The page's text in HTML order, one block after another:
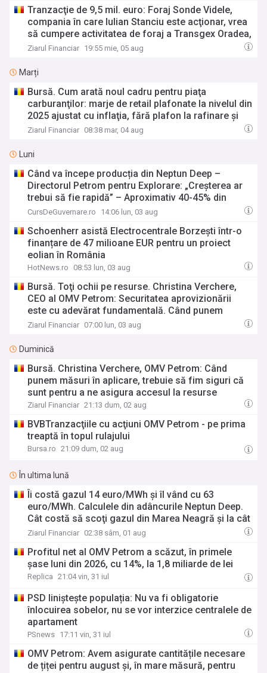
Tranzacţie de 9,5 mil. euro: Foraj Sonde Videle,
compania în care Iulian Stanciu este acţionar, vrea
să cumpere activitatea de foraj a Transgex Oradea,
cu 46 de angajaţi şi contractele Romgaz şi OMV
Ziarul Financiar 19:55 mie, 05 aug
Marți
Bursă. Cum arată noul cadru pentru piaţa
carburanţilor: marje de retail plafonate la nivelul din
2025 ajustat cu inflaţia, fără plafon la rafinare şi
taxă de solidaritate calculată progresiv. Ce spune
Ziarul Financiar 08:38 mar, 04 aug
Luni
Când va începe producția din Neptun Deep –
Directorul Petrom pentru Explorare: „Creșterea ar
trebui să fie rapidă” – Aproximativ 40-45% din
țițeiul rafinat acum la Petrobrazi este din import
CursDeGuvernare.ro 14:06 lun, 03 aug
Schoenherr asistă Electrocentrale Borzești într-o
finanțare de 47 milioane EUR pentru un proiect
eolian în România
HotNews.ro 08:53 lun, 03 aug
Bursă. Toţi ochii pe resurse. Christina Verchere,
CEO al OMV Petrom: Securitatea aprovizionării
este cu adevărat fundamentală. Când punem
măsuri în aplicare, trebuie să fim siguri că sunt
importatori, iar acest lucru este foarte important
Ziarul Financiar 07:00 lun, 03 aug
Duminică
Bursă. Christina Verchere, OMV Petrom: Când
punem măsuri în aplicare, trebuie să fim siguri că
sunt pentru a ne asigura accesul la resurse
Ziarul Financiar 21:13 dum, 02 aug
BVBTranzacţiile cu acţiuni OMV Petrom - pe prima
treaptă în topul rulajului
Bursa.ro 21:09 dum, 02 aug
În ultima lună
Îi costă gazul 14 euro/MWh şi îl vând cu 63
euro/MWh. Calculele din adâncurile Neptun Deep.
Cât costă să scoţi gazul din Marea Neagră şi la cât
îl preţuieşte piaţa
Ziarul Financiar 02:38 sâm, 01 aug
Profitul net al OMV Petrom a scăzut, în primele
şase luni din 2026, cu 14%, la 1,8 miliarde de lei
Replica 21:04 vin, 31 iul
PSD liniștește populația: Nu va fi obligatorie
înlocuirea sobelor, nu se vor interzice centralele de
apartament
PSnews 17:11 vin, 31 iul
OMV Petrom: Avem asigurate cantitățile necesare
de țiței pentru august și, în mare măsură, pentru